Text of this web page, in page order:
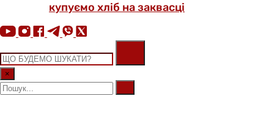
купуємо хліб на заквасці
×